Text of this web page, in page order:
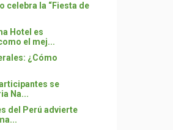
celebra la “Fiesta de
Hotel es
el mej...
¿Cómo
se
Na...
del Perú advierte